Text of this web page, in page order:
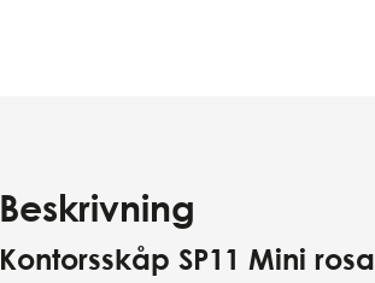
Beskrivning
Kontorsskåp SP11 Mini rosa